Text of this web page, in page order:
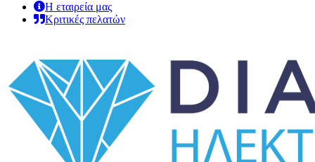
Η εταιρεία μας
Κριτικές πελατών